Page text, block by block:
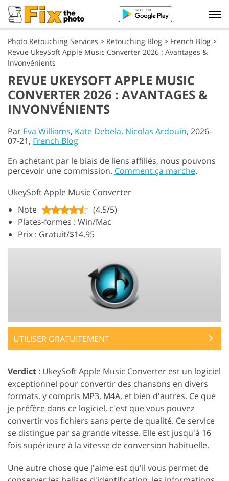
Photo Retouching Services > Retouching Blog > French Blog >
Revue UkeySoft Apple Music Converter 2026 : Avantages &
Invonvénients
REVUE UKEYSOFT APPLE MUSIC
CONVERTER 2026 : AVANTAGES &
INVONVÉNIENTS
Par Eva Williams, Kate Debela, Nicolas Ardouin, 2026-
07-21, French Blog
En achetant par le biais de liens affiliés, nous pouvons
percevoir une commission. Comment ça marche.
UkeySoft Apple Music Converter
Note
(4.5/5)
Plates-formes : Win/Mac
Prix : Gratuit/$14.95
UTILISER GRATUITEMENT
Verdict : UkeySoft Apple Music Converter est un logiciel
exceptionnel pour convertir des chansons en divers
formats, y compris MP3, M4A, et bien d'autres. Ce que
je préfère dans ce logiciel, c'est que vous pouvez
convertir vos fichiers sans perte de qualité. Ce service
se distingue par sa grande vitesse. Elle est jusqu'à 16
fois supérieure à la vitesse de conversion habituelle.
Une autre chose que j'aime est qu'il vous permet de